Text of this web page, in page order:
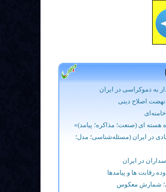
به دموکراسی در ایران
اصلاح دینی
هسته ای (صنعت؛ مذاکره؛ پیامد)»
در ایران (مسئله‌شناسی؛ مدل؛
در ایران
رقابت ها و پيامدها
شمارش معکوس